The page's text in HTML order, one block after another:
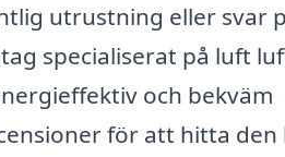
utrustning eller svar
specialiserat på luft
och bekväm
för att hitta den